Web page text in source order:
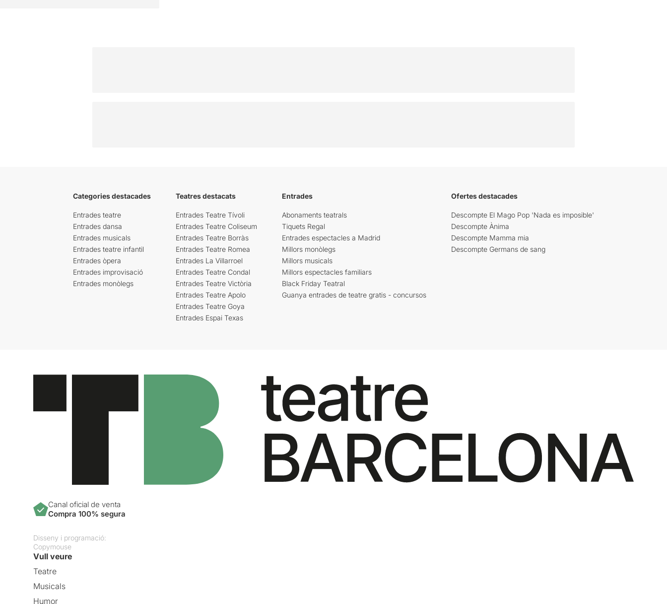
Categories destacades
Entrades teatre
Entrades dansa
Entrades musicals
Entrades teatre infantil
Entrades òpera
Entrades improvisació
Entrades monòlegs
Teatres destacats
Entrades Teatre Tívoli
Entrades Teatre Coliseum
Entrades Teatre Borràs
Entrades Teatre Romea
Entrades La Villarroel
Entrades Teatre Condal
Entrades Teatre Victòria
Entrades Teatre Apolo
Entrades Teatre Goya
Entrades Espai Texas
Entrades
Abonaments teatrals
Tiquets Regal
Entrades espectacles a Madrid
Millors monòlegs
Millors musicals
Millors espectacles familiars
Black Friday Teatral
Guanya entrades de teatre gratis - concursos
Ofertes destacades
Descompte El Mago Pop 'Nada es imposible'
Descompte Ànima
Descompte Mamma mia
Descompte Germans de sang
Canal oficial de venta
Compra 100% segura
Disseny i programació:
Copymouse
Vull veure
Teatre
Musicals
Humor